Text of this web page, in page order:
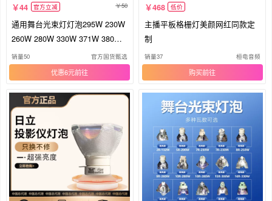
44 官方立减 50
通用舞台光束灯灯泡295W 230W
260W 280W 330W 371W 380W
400W高亮款摇头灯灯泡
销量50 官方国货甄选
优惠6元
468 低价
主播平板格栅灯美颜网红同款定
制
销量37 桓电音频
购买